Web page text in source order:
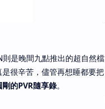
是晚間九點推出的超自然檔
很辛苦，儘管再想睡都要把
剛的PVR隨享錄。